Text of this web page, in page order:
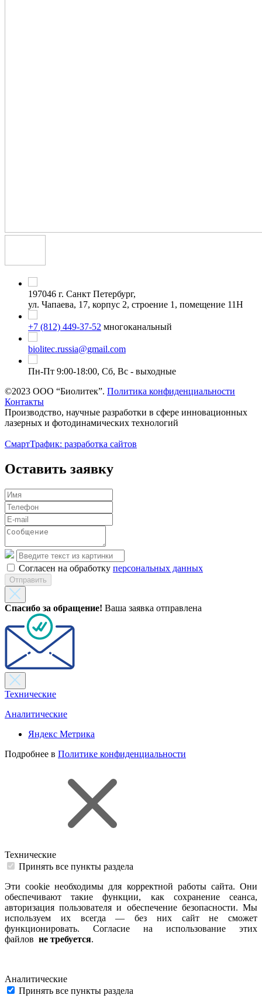
197046 г. Санкт Петербург,
ул. Чапаева, 17, корпус 2, строение 1, помещение 11Н
+7 (812) 449-37-52 многоканальный
biolitec.russia@gmail.com
Пн-Пт 9:00-18:00, Сб, Вс - выходные
©2023 ООО “Биолитек”. Политика конфиденциальности
Контакты
Производство, научные разработки в сфере инновационных
лазерных и фотодинамических технологий
СмартТрафик: разработка сайтов
Оставить заявку
Согласен на обработку персональных данных
Отправить
Спасибо за обращение! Ваша заявка отправлена
Технические
Аналитические
Яндекс Метрика
Подробнее в Политике конфиденциальности
Технические
Принять все пункты раздела
Эти cookie необходимы для корректной работы сайта. Они
обеспечивают такие функции, как сохранение сеанса,
авторизация пользователя и обеспечение безопасности. Мы
используем их всегда — без них сайт не сможет
функционировать. Согласие на использование этих
файлов не требуется.
Аналитические
Принять все пункты раздела